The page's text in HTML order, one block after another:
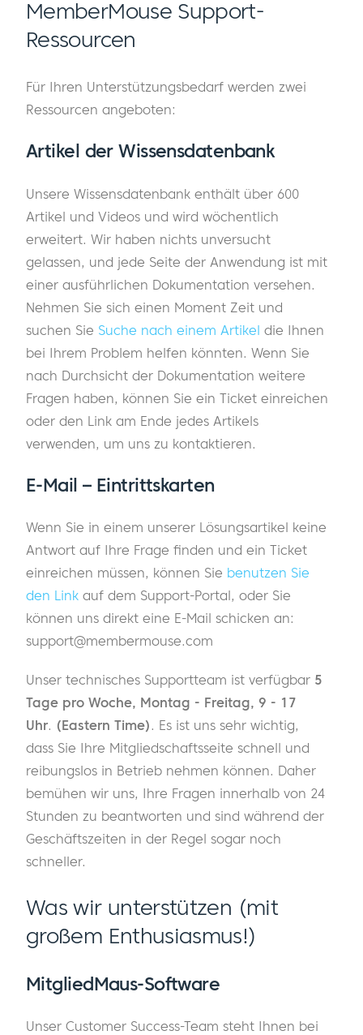
MemberMouse Support-
Ressourcen
Für Ihren Unterstützungsbedarf werden zwei
Ressourcen angeboten:
Artikel der Wissensdatenbank
Unsere Wissensdatenbank enthält über 600
Artikel und Videos und wird wöchentlich
erweitert. Wir haben nichts unversucht
gelassen, und jede Seite der Anwendung ist mit
einer ausführlichen Dokumentation versehen.
Nehmen Sie sich einen Moment Zeit und
suchen Sie Suche nach einem Artikel die Ihnen
bei Ihrem Problem helfen könnten. Wenn Sie
nach Durchsicht der Dokumentation weitere
Fragen haben, können Sie ein Ticket einreichen
oder den Link am Ende jedes Artikels
verwenden, um uns zu kontaktieren.
E-Mail – Eintrittskarten
Wenn Sie in einem unserer Lösungsartikel keine
Antwort auf Ihre Frage finden und ein Ticket
einreichen müssen, können Sie benutzen Sie
den Link auf dem Support-Portal, oder Sie
können uns direkt eine E-Mail schicken an:
support@membermouse.com
Unser technisches Supportteam ist verfügbar 5
Tage pro Woche, Montag - Freitag, 9 - 17
Uhr. (Eastern Time). Es ist uns sehr wichtig,
dass Sie Ihre Mitgliedschaftsseite schnell und
reibungslos in Betrieb nehmen können. Daher
bemühen wir uns, Ihre Fragen innerhalb von 24
Stunden zu beantworten und sind während der
Geschäftszeiten in der Regel sogar noch
schneller.
Was wir unterstützen (mit
großem Enthusiasmus!)
MitgliedMaus-Software
Unser Customer Success-Team steht Ihnen bei